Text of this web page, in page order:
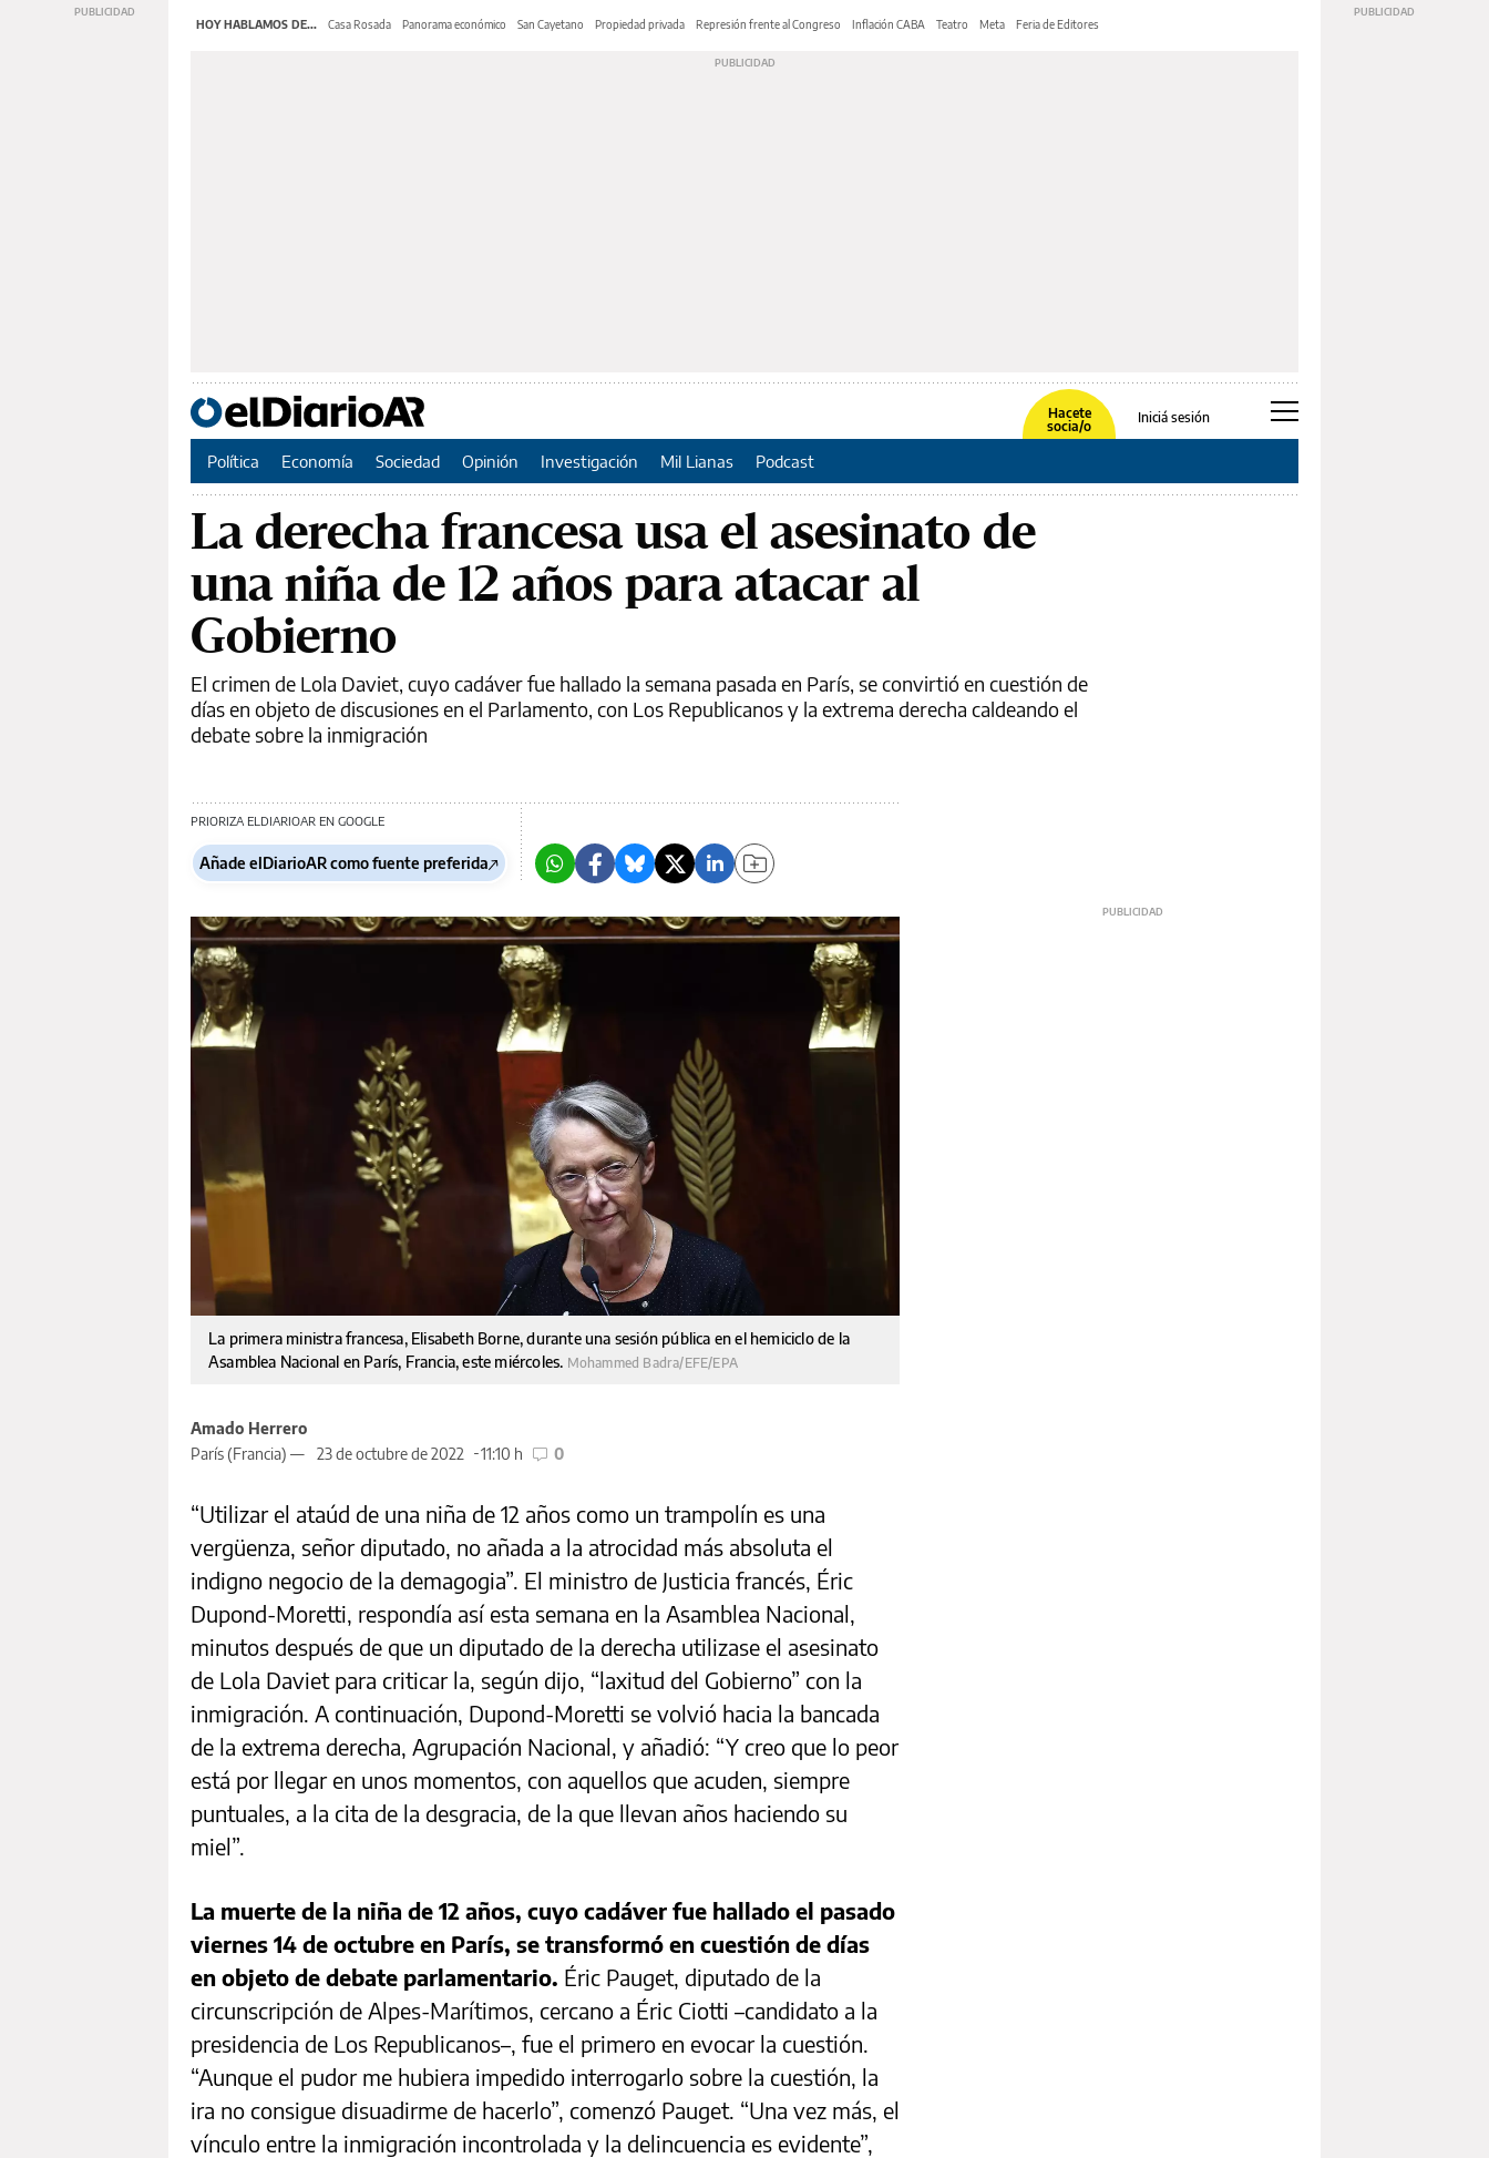
HOY HABLAMOS DE... Casa Rosada Panorama económico San Cayetano Propiedad privada Represión frente al Congreso Inflación CABA Teatro Meta Feria de Editores
Hacete
socia/o
Iniciá sesión
Política Economía Sociedad Opinión Investigación Mil Lianas Podcast
La derecha francesa usa el asesinato de
una niña de 12 años para atacar al
Gobierno
El crimen de Lola Daviet, cuyo cadáver fue hallado la semana pasada en París, se convirtió en cuestión de
días en objeto de discusiones en el Parlamento, con Los Republicanos y la extrema derecha caldeando el
debate sobre la inmigración
PRIORIZA ELDIARIOAR EN GOOGLE
Añade elDiarioAR como fuente preferida
La primera ministra francesa, Elisabeth Borne, durante una sesión pública en el hemiciclo de la
Asamblea Nacional en París, Francia, este miércoles. Mohammed Badra/EFE/EPA
Amado Herrero
París (Francia) —
23 de octubre de 2022 11:10 h 0
“Utilizar el ataúd de una niña de 12 años como un trampolín es una
vergüenza, señor diputado, no añada a la atrocidad más absoluta el
indigno negocio de la demagogia”. El ministro de Justicia francés, Éric
Dupond-Moretti, respondía así esta semana en la Asamblea Nacional,
minutos después de que un diputado de la derecha utilizase el asesinato
de Lola Daviet para criticar la, según dijo, “laxitud del Gobierno” con la
inmigración. A continuación, Dupond-Moretti se volvió hacia la bancada
de la extrema derecha, Agrupación Nacional, y añadió: “Y creo que lo peor
está por llegar en unos momentos, con aquellos que acuden, siempre
puntuales, a la cita de la desgracia, de la que llevan años haciendo su
miel”.
La muerte de la niña de 12 años, cuyo cadáver fue hallado el pasado
viernes 14 de octubre en París, se transformó en cuestión de días
en objeto de debate parlamentario. Éric Pauget, diputado de la
circunscripción de Alpes-Marítimos, cercano a Éric Ciotti –candidato a la
presidencia de Los Republicanos–, fue el primero en evocar la cuestión.
“Aunque el pudor me hubiera impedido interrogarlo sobre la cuestión, la
ira no consigue disuadirme de hacerlo”, comenzó Pauget. “Una vez más, el
vínculo entre la inmigración incontrolada y la delincuencia es evidente”,